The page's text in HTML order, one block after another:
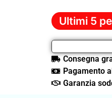
Ultimi 5
Consegna
Pagamento
Garanzia